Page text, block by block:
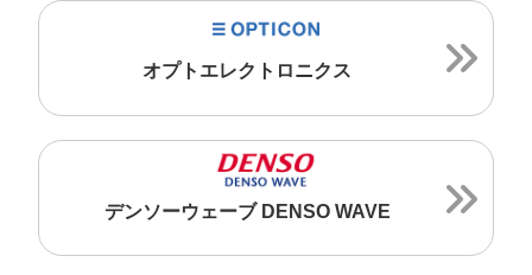
オプトエレクトロニクス
デンソーウェーブ DENSO WAVE